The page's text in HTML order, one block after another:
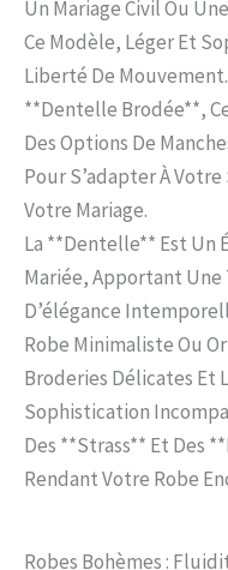
Un Mariage Civil Ou
Ce Modèle, Léger Et
Liberté De
**dentelle Brodée**,
Des Options De
Pour S’adapter À
Votre Mariage.
La **dentelle** Est Un
Mariée, Apportant Une
D’élégance
Robe Minimaliste Ou
Broderies Délicates Et
Sophistication
Des **strass** Et Des
Rendant Votre Robe
Robes Bohèmes :